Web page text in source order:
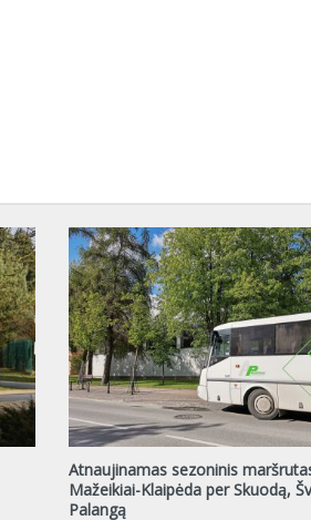
Atnaujinamas sezoninis
Mažeikiai-Klaipėda per Skuodą,
Palangą